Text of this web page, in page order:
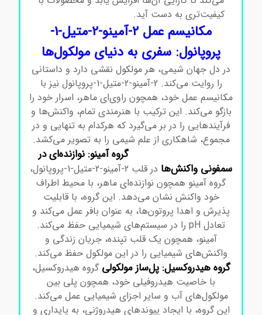
کیفیت‌تری به دست آید.2-آمینو-2-متیل1-پروپانول
مکانیسم عمل 2-آمینو-2-متیل-1-
پروپانول: سفری به دنیای مولکول‌ها
در دل جهان شیمی، هر مولکول نقشی دارد و داستانی
را روایت می‌کند. 2-آمینو-2-متیل-1-پروپانول نیز با
مکانیسم عمل خود، همچون راوی‌ای ماهر، اسرار خود را
بازگو می‌کند. این ترکیب با هنرمندی تمام، واکنش‌ها و
فرآیندهایی را در بر می‌گیرد که هرکدام به تنهایی و در
مجموع، شاهکاری از علم شیمی را به تصویر می‌کشد.
گروه آمینو: نوازنده‌ای در
سمفونی واکنش‌ها
در قلب 2-آمینو-2-متیل-1-پروپانول،
گروه آمینو همچون نوازنده‌ای ماهر، با محیط اطراف
خود واکنش نشان می‌دهد. این گروه، با قابلیت
پذیرش و اهدا پروتون‌ها، به عنوان بافر عمل می‌کند و
تعادل pH را در سیستم‌های شیمیایی حفظ می‌کند.
آمینو، همچون یک قلب تپنده، جریان زندگی و
واکنش‌های شیمیایی را در این مولکول حفظ می‌کند.
گروه هیدروکسیل: پل‌ساز مولکولیگروه هیدروکسیل،
با خاصیت هیدروفیلی خود، همچون پلی بین
مولکول‌های آب و سایر اجزای شیمیایی عمل می‌کند.
این گروه، با ایجاد پیوندهای هیدروژنی، به پایداری و